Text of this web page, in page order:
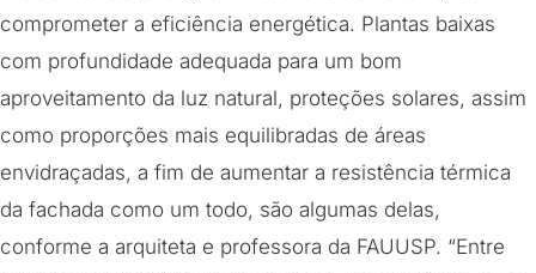
comprometer a eficiência energética. Plantas baixas
com profundidade adequada para um bom
aproveitamento da luz natural, proteções solares, assim
como proporções mais equilibradas de áreas
envidraçadas, a fim de aumentar a resistência térmica
da fachada como um todo, são algumas delas,
conforme a arquiteta e professora da FAUUSP. “Entre